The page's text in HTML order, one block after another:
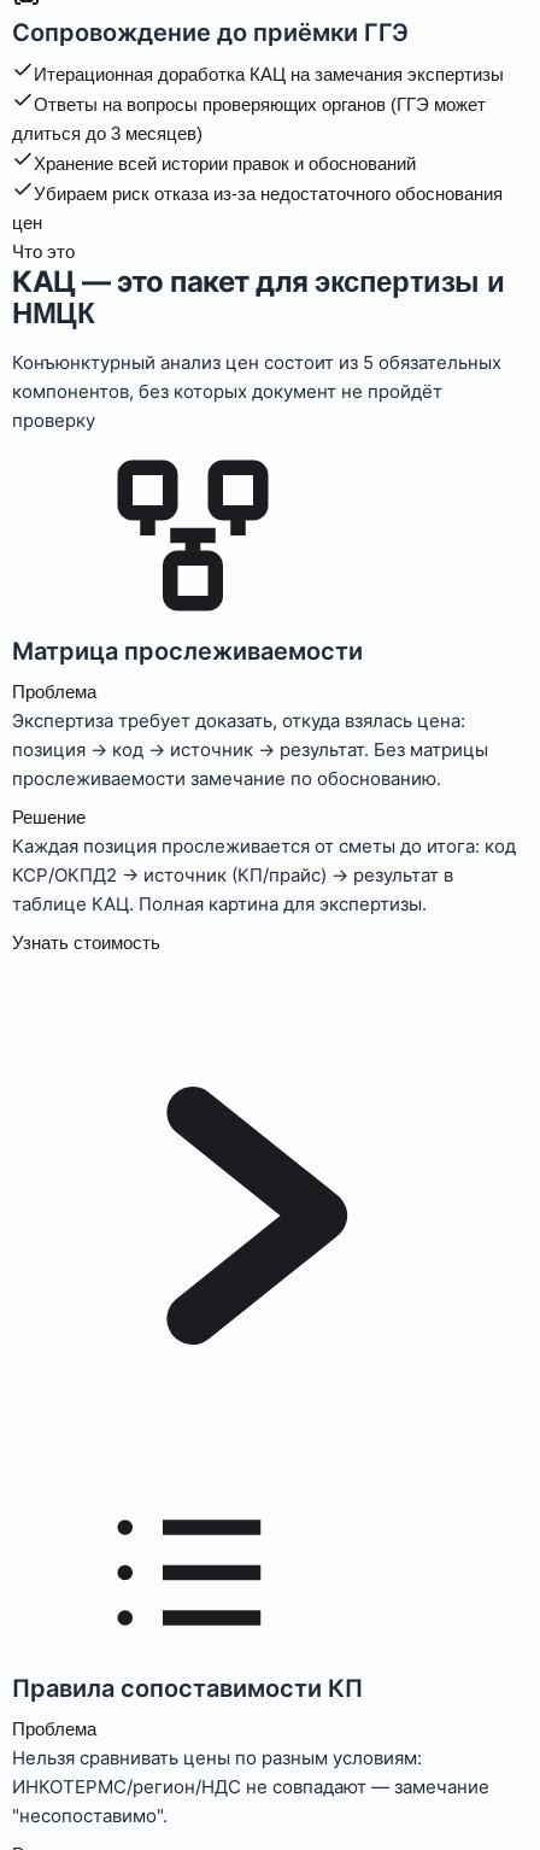
Сопровождение до приёмки ГГЭ
Итерационная доработка КАЦ на замечания экспертизы
Ответы на вопросы проверяющих органов (ГГЭ может
длиться до 3 месяцев)
Хранение всей истории правок и обоснований
Убираем риск отказа из-за недостаточного обоснования
цен
Что это
КАЦ — это пакет дляэкспертизы и
НМЦК
Конъюнктурный анализ цен состоит из 5 обязательных
компонентов, без которых документ не пройдёт
проверку
Матрица прослеживаемости
Проблема
Экспертиза требует доказать, откуда взялась цена:
позиция → код → источник → результат. Без матрицы
прослеживаемости замечание по обоснованию.
Решение
Каждая позиция прослеживается от сметы до итога: код
КСР/ОКПД2 → источник (КП/прайс) → результат в
таблице КАЦ. Полная картина для экспертизы.
Узнать стоимость
Правила сопоставимости КП
Проблема
Нельзя сравнивать цены по разным условиям:
ИНКОТЕРМС/регион/НДС не совпадают — замечание
"несопоставимо".